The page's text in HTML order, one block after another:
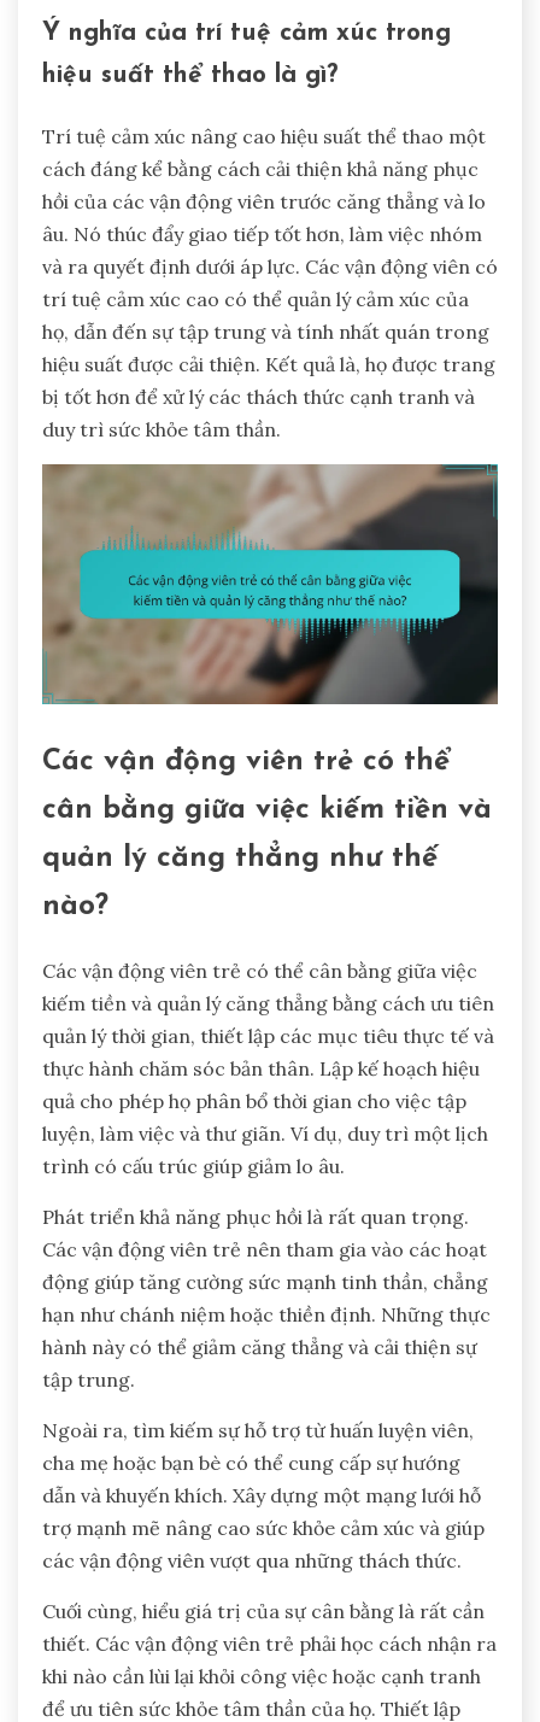
Ý nghĩa của trí tuệ cảm xúc trong
hiệu suất thể thao là gì?
Trí tuệ cảm xúc nâng cao hiệu suất thể thao một
cách đáng kể bằng cách cải thiện khả năng phục
hồi của các vận động viên trước căng thẳng và lo
âu. Nó thúc đẩy giao tiếp tốt hơn, làm việc nhóm
và ra quyết định dưới áp lực. Các vận động viên có
trí tuệ cảm xúc cao có thể quản lý cảm xúc của
họ, dẫn đến sự tập trung và tính nhất quán trong
hiệu suất được cải thiện. Kết quả là, họ được trang
bị tốt hơn để xử lý các thách thức cạnh tranh và
duy trì sức khỏe tâm thần.
Các vận động viên trẻ có thể
cân bằng giữa việc kiếm tiền và
quản lý căng thẳng như thế
nào?
Các vận động viên trẻ có thể cân bằng giữa việc
kiếm tiền và quản lý căng thẳng bằng cách ưu tiên
quản lý thời gian, thiết lập các mục tiêu thực tế và
thực hành chăm sóc bản thân. Lập kế hoạch hiệu
quả cho phép họ phân bổ thời gian cho việc tập
luyện, làm việc và thư giãn. Ví dụ, duy trì một lịch
trình có cấu trúc giúp giảm lo âu.
Phát triển khả năng phục hồi là rất quan trọng.
Các vận động viên trẻ nên tham gia vào các hoạt
động giúp tăng cường sức mạnh tinh thần, chẳng
hạn như chánh niệm hoặc thiền định. Những thực
hành này có thể giảm căng thẳng và cải thiện sự
tập trung.
Ngoài ra, tìm kiếm sự hỗ trợ từ huấn luyện viên,
cha mẹ hoặc bạn bè có thể cung cấp sự hướng
dẫn và khuyến khích. Xây dựng một mạng lưới hỗ
trợ mạnh mẽ nâng cao sức khỏe cảm xúc và giúp
các vận động viên vượt qua những thách thức.
Cuối cùng, hiểu giá trị của sự cân bằng là rất cần
thiết. Các vận động viên trẻ phải học cách nhận ra
khi nào cần lùi lại khỏi công việc hoặc cạnh tranh
để ưu tiên sức khỏe tâm thần của họ. Thiết lập